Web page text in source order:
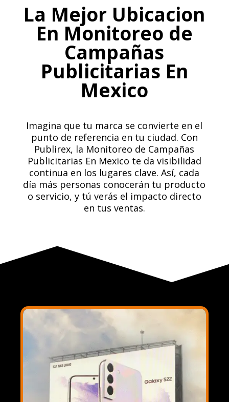
La Mejor Ubicacion
En Monitoreo de
Campañas
Publicitarias En
Mexico
Imagina que tu marca se convierte en el
punto de referencia en tu ciudad. Con
Publirex, la Monitoreo de Campañas
Publicitarias En Mexico te da visibilidad
continua en los lugares clave. Así, cada
día más personas conocerán tu producto
o servicio, y tú verás el impacto directo
en tus ventas.